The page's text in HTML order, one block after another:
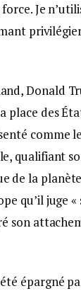
Je
Donald
place des
comme
qualifiant
de la
qu’il juge «
son
épargné